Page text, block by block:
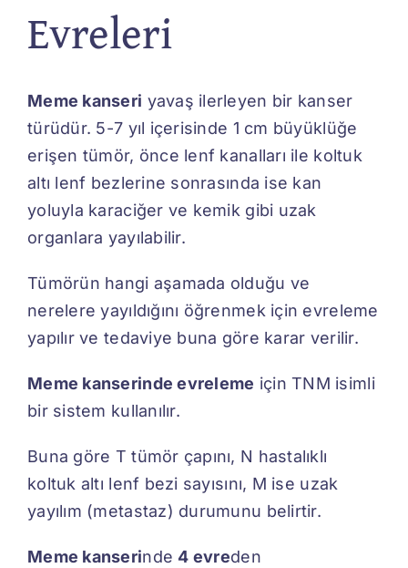
İletişim
Evreleri
Meme kanseri yavaş ilerleyen bir kanser
türüdür. 5-7 yıl içerisinde 1 cm büyüklüğe
erişen tümör, önce lenf kanalları ile koltuk
altı lenf bezlerine sonrasında ise kan
yoluyla karaciğer ve kemik gibi uzak
organlara yayılabilir.
Tümörün hangi aşamada olduğu ve
nerelere yayıldığını öğrenmek için evreleme
yapılır ve tedaviye buna göre karar verilir.
Meme kanserinde evreleme için TNM isimli
bir sistem kullanılır.
Buna göre T tümör çapını, N hastalıklı
koltuk altı lenf bezi sayısını, M ise uzak
yayılım (metastaz) durumunu belirtir.
Meme kanserinde 4 evreden